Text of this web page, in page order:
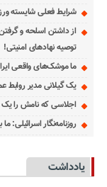
شرایط فعلی شایسته
از داشتن اسلحه و
توصیه نهادهای امنیتی!
ما موشک‌های واقعی
یک گیلانی مدیر روابط
اجلاسی که نامش را یک
روزنامه‌نگار اسرائیلی:
یادداشت